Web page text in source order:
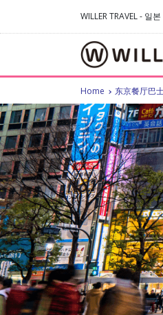
WILLER TRAVEL - 일
Home 东京餐厅巴